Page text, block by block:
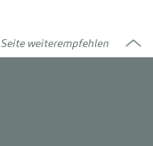
Seite weiterempfehlen